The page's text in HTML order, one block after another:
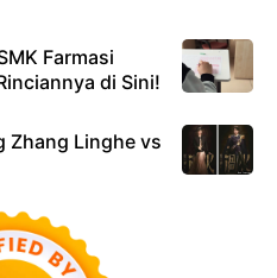
Farmasi
di Sini!
Zhang Linghe vs